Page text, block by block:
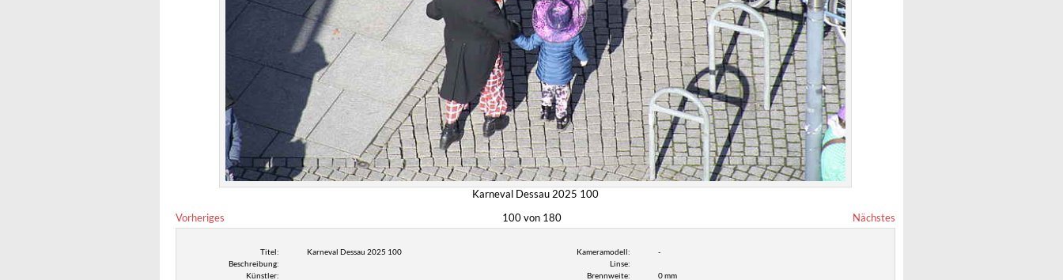
Karneval Dessau 2025 100
Vorheriges
100 von 180 Nächstes
Titel:
Karneval Dessau 2025 100
Beschreibung:
Künstler:
Kameramodell:
-
Linse:
Brennweite:
0 mm